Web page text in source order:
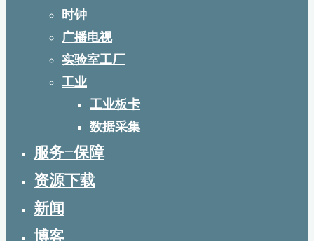
时钟
广播电视
实验室工厂
工业
工业板卡
数据采集
服务+保障
资源下载
新闻
博客